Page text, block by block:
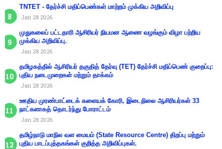
TNTET - தேர்ச்சி மதிப்பெண்கள் மாற்றம் முக்கிய அறிவிப்பு
Jan 28 2026
முதுகலைப் பட்டதாரி ஆசிரியர் நியமன ஆணை வழங்கும் விழா பற்றிய
முக்கிய அறிவிப்பு.
Jan 28 2026
தமிழகத்தில் ஆசிரியர் தகுதித் தேர்வு (TET) தேர்ச்சி மதிப்பெண் குறைப்பு:
புதிய நடைமுறைகள் மற்றும் தாக்கம்
Jan 28 2026
ஊதிய முரண்பாட்டைக் களையக் கோரி, இடைநிலை ஆசிரியர்கள் 33
நாட்களாகத் தொடர்ந்து போராட்டம்
Jan 28 2026
தமிழ்நாடு மாநில வள மையம் (State Resource Centre) திறப்பு மற்றும்
புதிய பாடப்புத்தகங்கள் குறித்த அறிவிப்புகள்.